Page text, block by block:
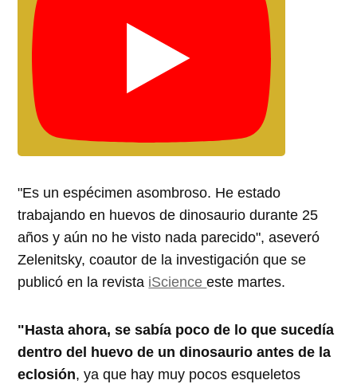
"Es un espécimen asombroso. He estado
trabajando en huevos de dinosaurio durante 25
años y aún no he visto nada parecido", aseveró
Zelenitsky, coautor de la investigación que se
publicó en la revista iScienceeste martes.
"Hasta ahora, se sabía poco de lo que sucedía
dentro del huevo de un dinosaurio antes de la
eclosión, ya que hay muy pocos esqueletos